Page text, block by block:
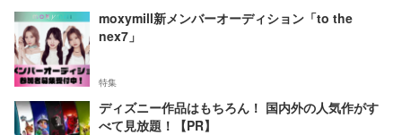
moxymill新メンバーオーディション「to the
nex7」
特集
ディズニー作品はもちろん！ 国内外の人気作がす
べて見放題！【PR】